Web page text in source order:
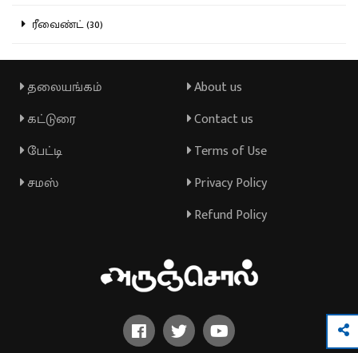
ரீவைண்ட் (30)
தலையங்கம்
கட்டுரை
பேட்டி
சமஸ்
About us
Contact us
Terms of Use
Privacy Policy
Refund Policy